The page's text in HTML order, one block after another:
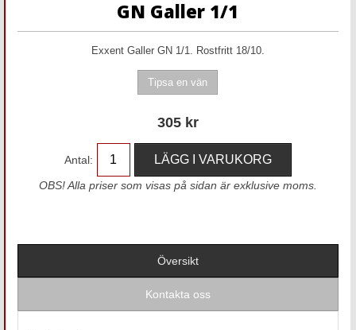
GN Galler 1/1
Exxent Galler GN 1/1. Rostfritt 18/10.
305 kr
Antal:
OBS! Alla priser som visas på sidan är exklusive moms.
Översikt
Kontakta oss